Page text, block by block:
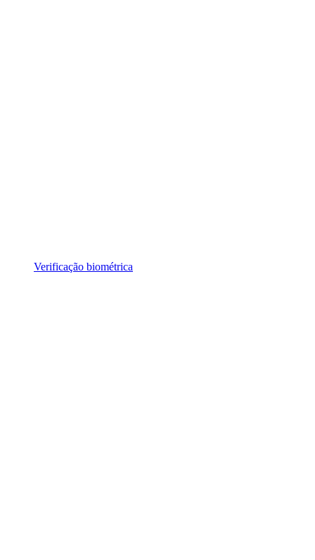
Verificação biométrica